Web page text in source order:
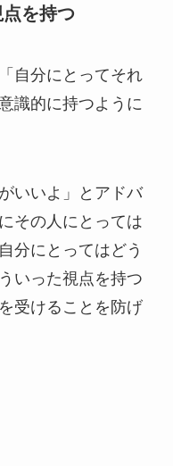
点を持つ
自分にとってそれ
識的に持つように
いいよ」とアドバ
その人にとっては
分にとってはどう
いった視点を持つ
受けることを防げ